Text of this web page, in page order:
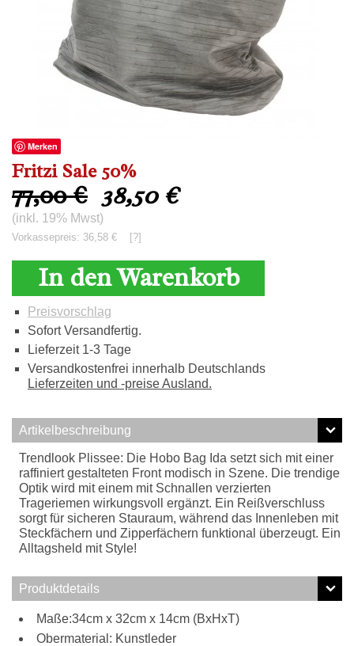
Merken
Fritzi Sale 50%
77,00 € 38,50 €
(inkl. 19% Mwst)
Vorkassepreis: 36,58 € [?]
In den Warenkorb
Preisvorschlag
Sofort Versandfertig.
Lieferzeit 1-3 Tage
Versandkostenfrei innerhalb Deutschlands
Lieferzeiten und -preise Ausland.
Artikelbeschreibung
Trendlook Plissee: Die Hobo Bag Ida setzt sich mit einer
raffiniert gestalteten Front modisch in Szene. Die trendige
Optik wird mit einem mit Schnallen verzierten
Trageriemen wirkungsvoll ergänzt. Ein Reißverschluss
sorgt für sicheren Stauraum, während das Innenleben mit
Steckfächern und Zipperfächern funktional überzeugt. Ein
Alltagsheld mit Style!
Produktdetails
Maße:34cm x 32cm x 14cm (BxHxT)
Obermaterial: Kunstleder